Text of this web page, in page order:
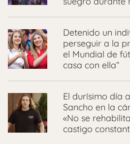
Detenido un
perseguir a la
el Mundial de
casa con ella”
El durísimo día
Sancho en la
«No se
castigo